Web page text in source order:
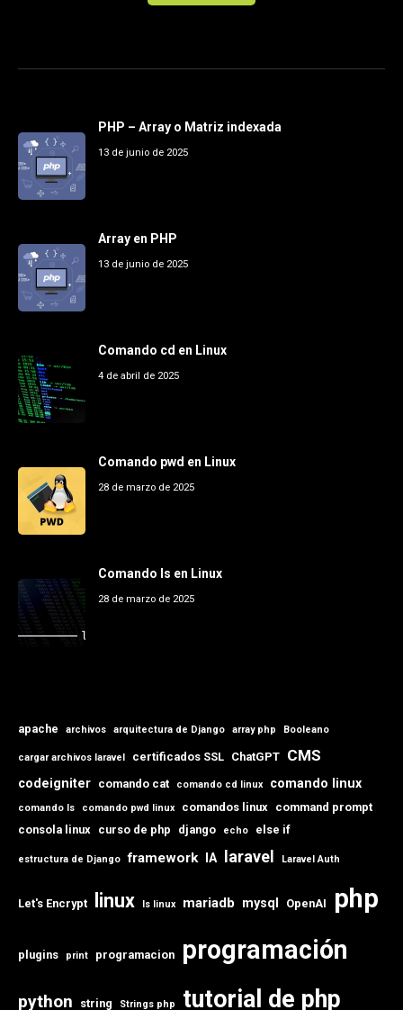
PHP – Array o Matriz indexada
13 de junio de 2025
Array en PHP
13 de junio de 2025
Comando cd en Linux
4 de abril de 2025
Comando pwd en Linux
28 de marzo de 2025
Comando ls en Linux
28 de marzo de 2025
apache archivos arquitectura de Django array php Booleano
cargar archivos laravel certificados SSL ChatGPT CMS
codeigniter comando cat comando cd linux comando linux
comando ls comando pwd linux comandos linux command prompt
consola linux curso de php django echo else if
estructura de Django framework IA laravel Laravel Auth
Let's Encrypt linux ls linux mariadb mysql OpenAI php
plugins print programacion programación
python string Strings php
tutorial de php